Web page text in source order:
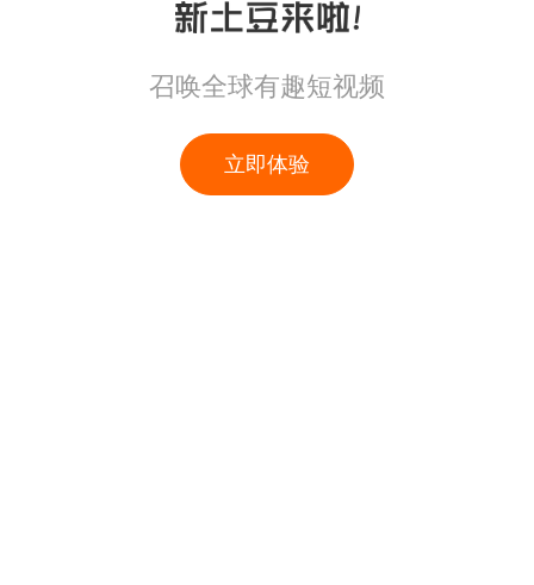
召唤全球有趣短视频
立即体验